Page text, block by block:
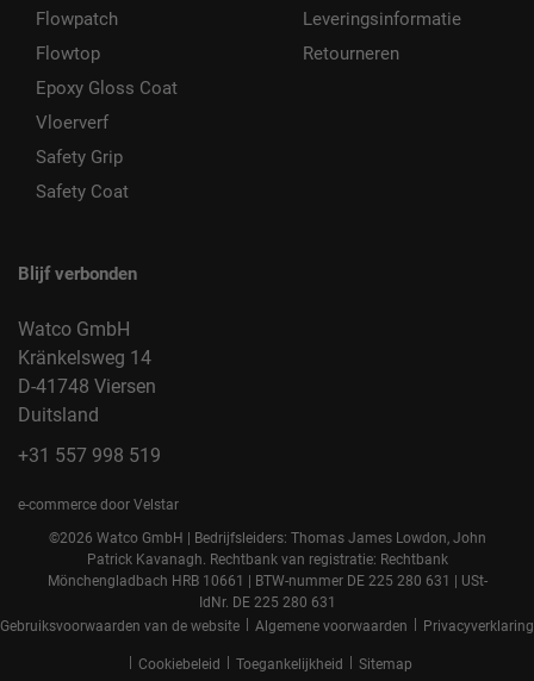
Flowpatch
Flowtop
Epoxy Gloss Coat
Vloerverf
Safety Grip
Safety Coat
Leveringsinformatie
Retourneren
Blijf verbonden
Watco GmbH
Kränkelsweg 14
D-41748 Viersen
Duitsland
+31 557 998 519
e-commerce door Velstar
©2026 Watco GmbH | Bedrijfsleiders: Thomas James Lowdon, John
Patrick Kavanagh. Rechtbank van registratie: Rechtbank
Mönchengladbach HRB 10661 | BTW-nummer DE 225 280 631 | USt-
IdNr. DE 225 280 631
Gebruiksvoorwaarden van de website
Algemene voorwaarden Privacyverklaring
Cookiebeleid Toegankelijkheid Sitemap